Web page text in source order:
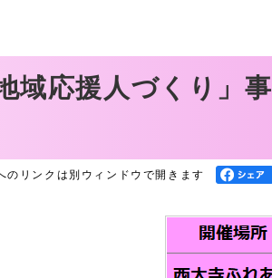
域応援人づくり」事
のリンクは別ウィンドウで開きます